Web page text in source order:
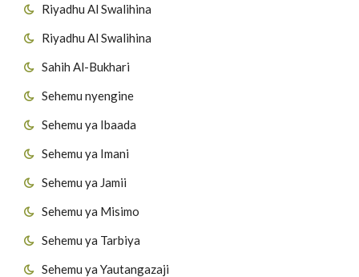
Riyadhu Al Swalihina
Riyadhu Al Swalihina
Sahih Al-Bukhari
Sehemu nyengine
Sehemu ya Ibaada
Sehemu ya Imani
Sehemu ya Jamii
Sehemu ya Misimo
Sehemu ya Tarbiya
Sehemu ya Yautangazaji